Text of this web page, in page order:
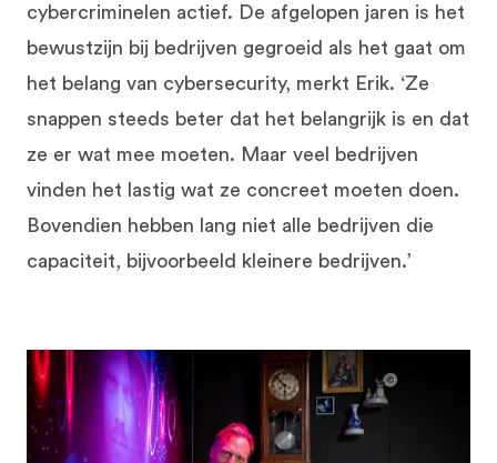
cybercriminelen actief. De afgelopen jaren is het
bewustzijn bij bedrijven gegroeid als het gaat om
het belang van cybersecurity, merkt Erik. ‘Ze
snappen steeds beter dat het belangrijk is en dat
ze er wat mee moeten. Maar veel bedrijven
vinden het lastig wat ze concreet moeten doen.
Bovendien hebben lang niet alle bedrijven die
capaciteit, bijvoorbeeld kleinere bedrijven.’